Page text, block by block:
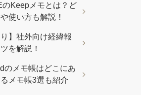
のKeepメモとは？ど
使い方も解説！
】社外向け経緯報
を解説！
のメモ帳はどこにあ
メモ帳3選も紹介